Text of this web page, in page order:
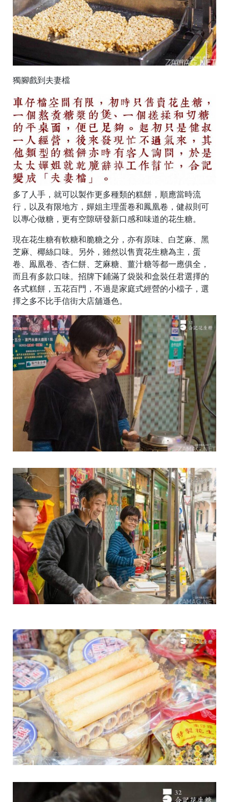
獨腳戲到夫妻檔
多了人手，就可以製作更多種類的糕餅，順應當時流
行，以及有限地方，嬋姐主理蛋卷和鳳凰卷，健叔則可
以專心做糖，更有空隙研發新口感和味道的花生糖。
現在花生糖有軟糖和脆糖之分，亦有原味、白芝麻、黑
芝麻、椰絲口味。另外，雖然以售賣花生糖為主，蛋
卷、鳯凰卷、杏仁餅、芝麻糖、薑汁糖等都一應俱全，
而且有多款口味。招牌下鋪滿了袋裝和盒裝任君選擇的
各式糕餅，五花百門，不過是家庭式經營的小檔子，選
擇之多不比手信街大店舖遜色。